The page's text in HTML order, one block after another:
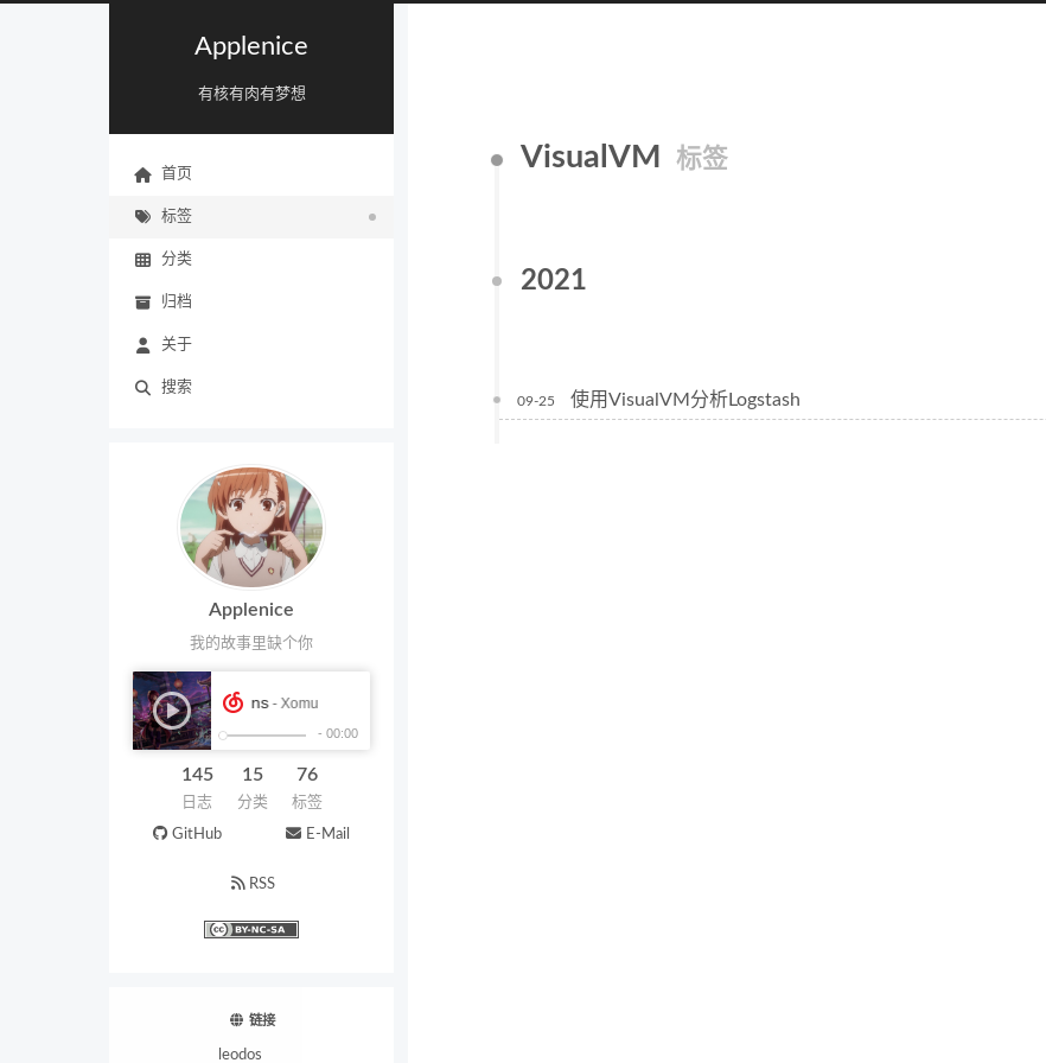
Applenice
有核有肉有梦想
首页
标签
分类
归档
关于
搜索
Applenice
我的故事里缺个你
145
日志
15
分类
76
标签
GitHub E-Mail
RSS
链接
leodos
VisualVM 标签
2021
09-25 使用VisualVM分析Logstash